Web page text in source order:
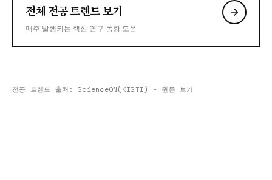
전체 전공 트렌드 보기
매주 발행되는 핵심 연구 동향 모음
전공 트렌드 출처: ScienceON(KISTI) - 원문 보기